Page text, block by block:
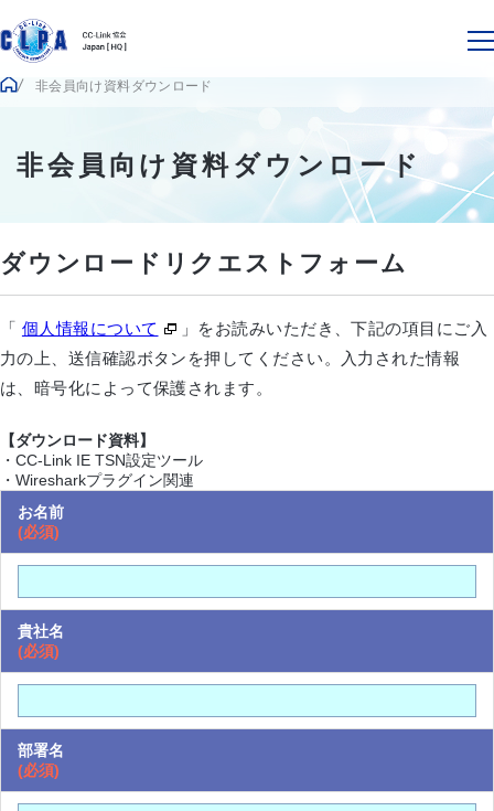
非会員向け資料ダウンロード
非会員向け資料ダウンロード
ダウンロードリクエストフォーム
「 個人情報について
」をお読みいただき、下記の項目にご入
力の上、送信確認ボタンを押してください。入力された情報
は、暗号化によって保護されます。
【ダウンロード資料】
・CC-Link IE TSN設定ツール
・Wiresharkプラグイン関連
お名前
(必須)
貴社名
(必須)
部署名
(必須)